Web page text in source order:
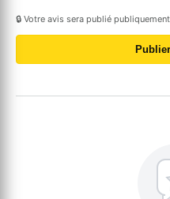
🔒 Votre avis sera publié